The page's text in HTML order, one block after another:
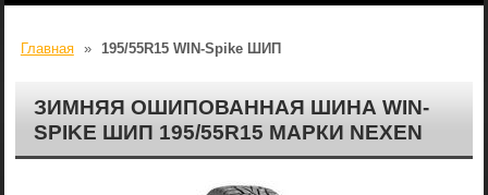
Главная » 195/55R15 WIN-Spike ШИП
ЗИМНЯЯ ОШИПОВАННАЯ ШИНА WIN-
SPIKE ШИП 195/55R15 МАРКИ NEXEN